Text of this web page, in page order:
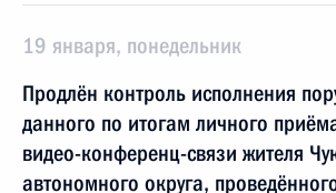
19 января, понедельник
Продлён контроль исполнения
данного по итогам личного
видео-конференц-связи жителя
автономного округа,